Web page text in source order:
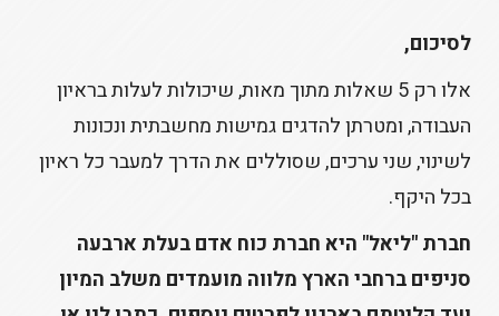
לסיכום,
אלו רק 5 שאלות מתוך מאות, שיכולות לעלות בראיון
העבודה, ומטרתן להדגים גמישות מחשבתית ונכונות
לשינוי, שני ערכים, שסוללים את הדרך למעבר כל ראיון
בכל היקף.
חברת "ליאל" היא חברת כוח אדם בעלת ארבעה
סניפים ברחבי הארץ מלווה מועמדים משלב המיון